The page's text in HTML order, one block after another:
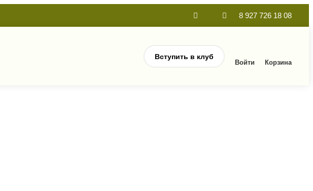
8 927 726 18 08
Вступить в клуб
Войти Корзина